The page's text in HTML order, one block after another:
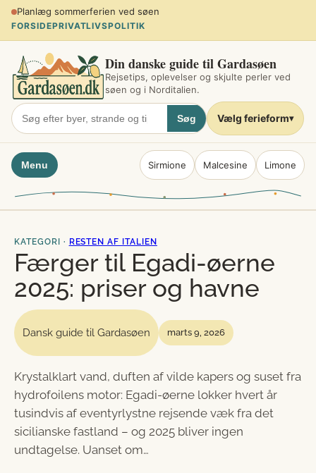
Spring
indhold
Planlæg sommerferien ved søen
FORSIDEPRIVATLIVSPOLITIK
Din danske guide til Gardasøen
Rejsetips, oplevelser og skjulte perler ved
søen og i Norditalien.
Søg Vælg ferieform▾
Menu Sirmione Malcesine Limone
KATEGORI · RESTEN AF ITALIEN
Færger til Egadi-øerne
2025: priser og havne
Dansk guide til Gardasøen marts 9, 2026
Krystalklart vand, duften af vilde kapers og suset fra
hydrofoilens motor: Egadi-øerne lokker hvert år
tusindvis af eventyrlystne rejsende væk fra det
sicilianske fastland – og 2025 bliver ingen
undtagelse. Uanset om…